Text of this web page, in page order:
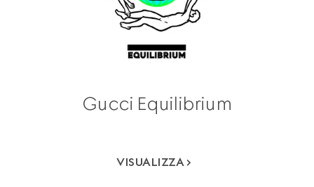
Gucci Equilibrium
VISUALIZZA